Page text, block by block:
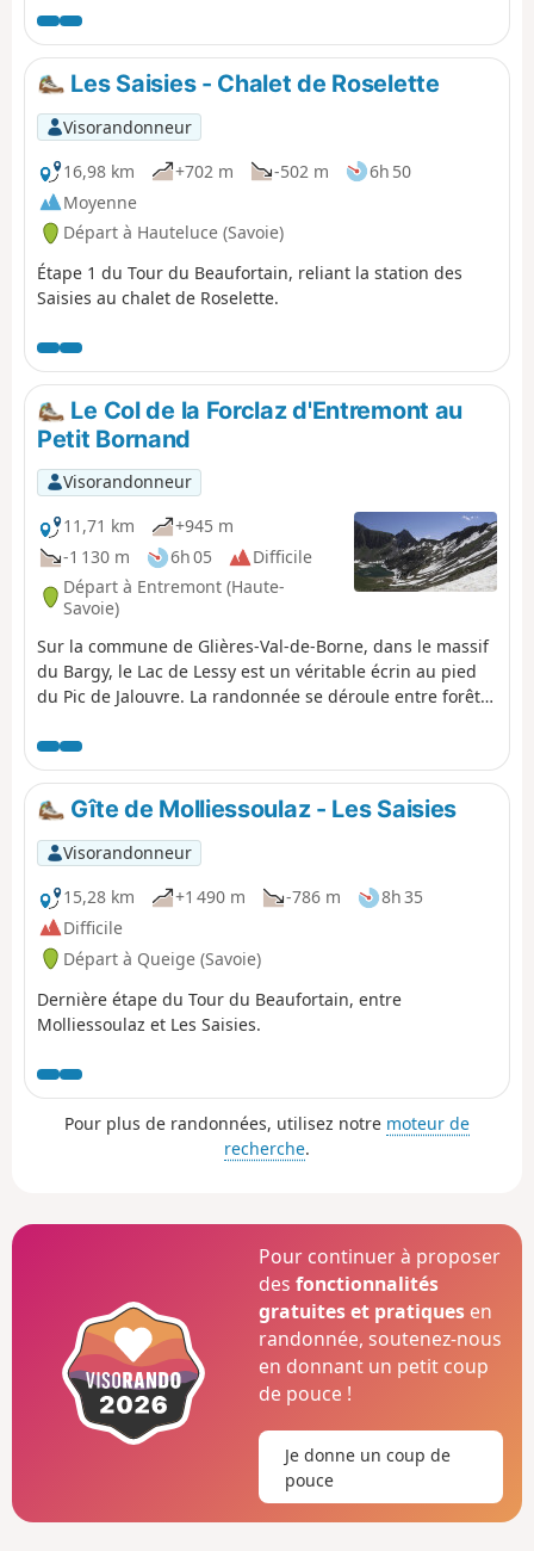
Les Saisies - Chalet de Roselette
Visorandonneur
16,98 km
+702 m -502 m
6h 50
Moyenne
Départ à Hauteluce (Savoie)
Étape 1 du Tour du Beaufortain, reliant la station des
Saisies au chalet de Roselette.
Le Col de la Forclaz d'Entremont au
Petit Bornand
Visorandonneur
11,71 km
+945 m
-1 130 m
6h 05
Difficile
Départ à Entremont (Haute-
Savoie)
Sur la commune de Glières-Val-de-Borne, dans le massif
du Bargy, le Lac de Lessy est un véritable écrin au pied
du Pic de Jalouvre. La randonnée se déroule entre forêts
rocheux. Le départ de La Joux et le retour par la
Montagne de Paradis et Cocogne constituent l'originalité
de cette randonnée. On croise le hameau deux fois
centenaire des Chalets de Mayse. Le Chalet de Lessy est
niché au bord du lac après le Col de la Forclaz.
Gîte de Molliessoulaz - Les Saisies
Visorandonneur
15,28 km
+1 490 m -786 m
8h 35
Difficile
Départ à Queige (Savoie)
Dernière étape du Tour du Beaufortain, entre
Molliessoulaz et Les Saisies.
Pour plus de randonnées, utilisez notre moteur de
recherche.
Pour continuer à proposer
desfonctionnalités
gratuites et pratiques en
randonnée, soutenez-nous
en donnant un petit coup
de pouce !
Je donne un coup de
pouce